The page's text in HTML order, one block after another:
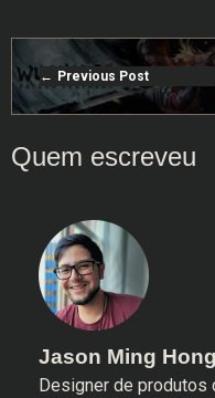
Previous Post
Jason Ming Hong
Designer de